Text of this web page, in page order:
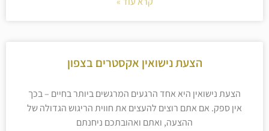
הצעת נישואין אקסטרים בצפון
הצעת נישואין היא אחד הרגעים המרגשים ביותר בחיים – בכך
אין ספק. אם אתם רוצים להעצים את חווית הריגוש הגדולה של
ההצעה, ואתם ואהובתכם ניחנתם